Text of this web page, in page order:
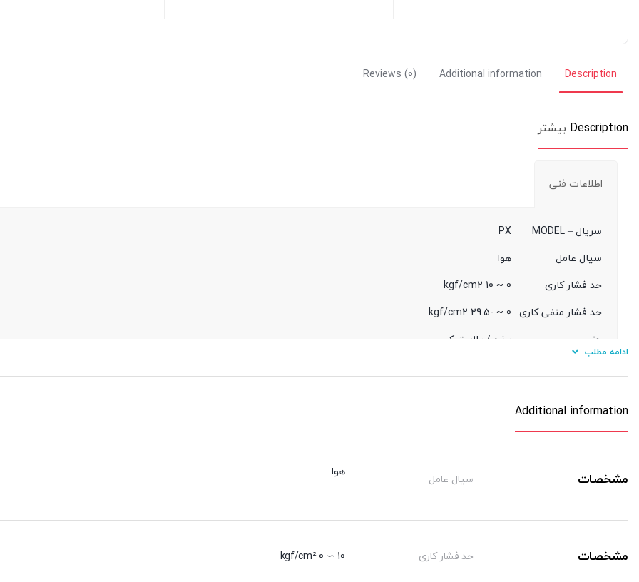
Description
Additional information
Reviews (0)
Description بیشتر
اطلاعات فنی
سریال – MODEL
PX
سیال عامل
هوا
حد فشار کاری
0 ~ 10 kgf/cm2
حد فشار منفی کاری 0 ~ -29.5 kgf/cm2
جنس
برنج / پلاستیک
ادامه مطلب
Additional information
مشخصات سیال عامل هوا
مشخصات حد فشار کاری 10 ∼ 0 kgf/cm²